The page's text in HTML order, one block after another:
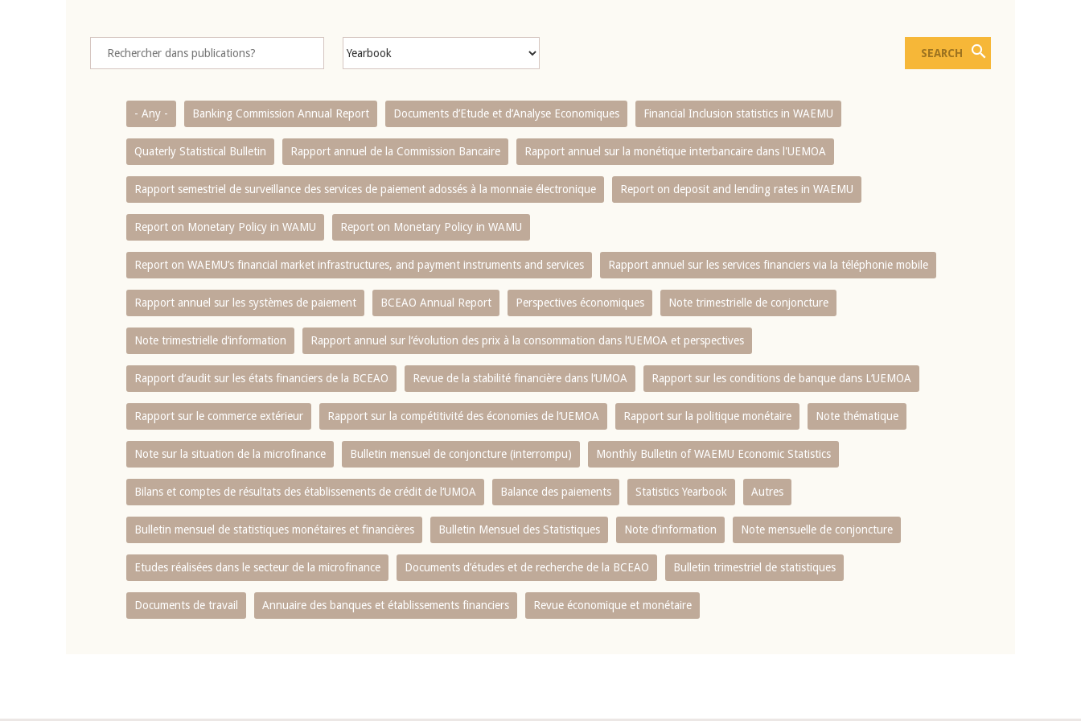
- Any - Banking Commission Annual Report Documents d’Etude et d’Analyse Economiques Financial Inclusion statistics in WAEMU
Quaterly Statistical Bulletin Rapport annuel de la Commission Bancaire Rapport annuel sur la monétique interbancaire dans l'UEMOA
Rapport semestriel de surveillance des services de paiement adossés à la monnaie électronique Report on deposit and lending rates in WAEMU
Report on Monetary Policy in WAMU Report on Monetary Policy in WAMU
Report on WAEMU’s financial market infrastructures, and payment instruments and services Rapport annuel sur les services financiers via la téléphonie mobile
Rapport annuel sur les systèmes de paiement BCEAO Annual Report Perspectives économiques Note trimestrielle de conjoncture
Note trimestrielle d‘information Rapport annuel sur l‘évolution des prix à la consommation dans l‘UEMOA et perspectives
Rapport d‘audit sur les états financiers de la BCEAO Revue de la stabilité financière dans l‘UMOA Rapport sur les conditions de banque dans L‘UEMOA
Rapport sur le commerce extérieur Rapport sur la compétitivité des économies de l‘UEMOA Rapport sur la politique monétaire Note thématique
Note sur la situation de la microfinance Bulletin mensuel de conjoncture (interrompu) Monthly Bulletin of WAEMU Economic Statistics
Bilans et comptes de résultats des établissements de crédit de l‘UMOA Balance des paiements Statistics Yearbook Autres
Bulletin mensuel de statistiques monétaires et financières Bulletin Mensuel des Statistiques Note d’information Note mensuelle de conjoncture
Etudes réalisées dans le secteur de la microfinance Documents d’études et de recherche de la BCEAO Bulletin trimestriel de statistiques
Documents de travail Annuaire des banques et établissements financiers Revue économique et monétaire